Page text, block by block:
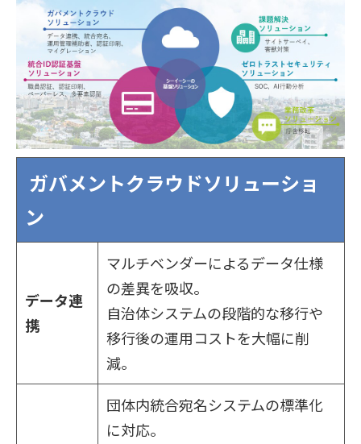
ガバメントクラウドソリューショ
ン
データ連
携
マルチベンダーによるデータ仕様
の差異を吸収。
自治体システムの段階的な移行や
移行後の運用コストを大幅に削
減。
団体内統合宛名システムの標準化
に対応。